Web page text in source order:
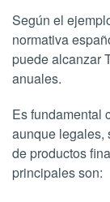
Según el
normativa
puede alcanzar
anuales.
Es fundamental
aunque legales,
de productos
principales son: